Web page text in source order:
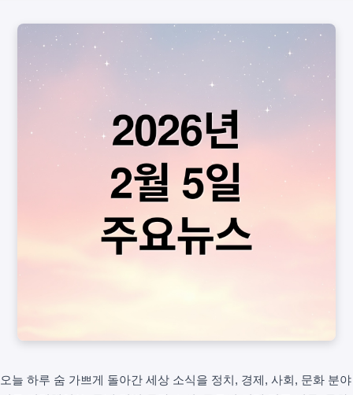
오늘 하루 숨 가쁘게 돌아간 세상 소식을 정치, 경제, 사회, 문화 분야